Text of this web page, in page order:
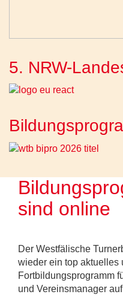
5. NRW-
sind online
Der Westfälische
wieder ein top aktuelles
Fortbildungsprogramm
und Vereinsmanager